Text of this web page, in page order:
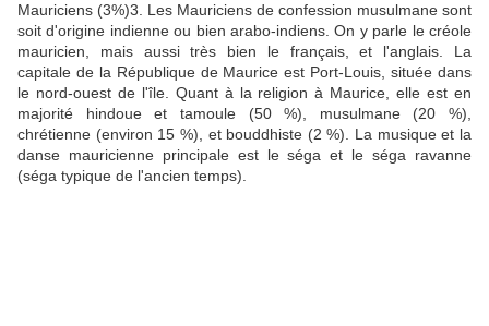
Mauriciens (3%)3. Les Mauriciens de confession musulmane sont
soit d'origine indienne ou bien arabo-indiens. On y parle le créole
mauricien, mais aussi très bien le français, et l'anglais. La
capitale de la République de Maurice est Port-Louis, située dans
le nord-ouest de l'île. Quant à la religion à Maurice, elle est en
majorité hindoue et tamoule (50 %), musulmane (20 %),
chrétienne (environ 15 %), et bouddhiste (2 %). La musique et la
danse mauricienne principale est le séga et le séga ravanne
(séga typique de l'ancien temps).